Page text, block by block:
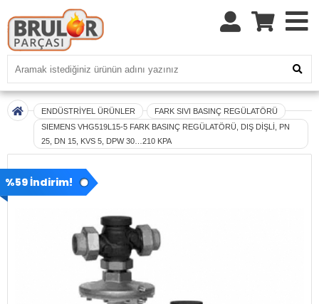
ENDÜSTRİYEL ÜRÜNLER
FARK SIVI BASINÇ REGÜLATÖRÜ
SIEMENS VHG519L15-5 FARK BASINÇ REGÜLATÖRÜ, DIŞ DİŞLİ, PN
25, DN 15, KVS 5, DPW 30…210 KPA
%59 İndirim!